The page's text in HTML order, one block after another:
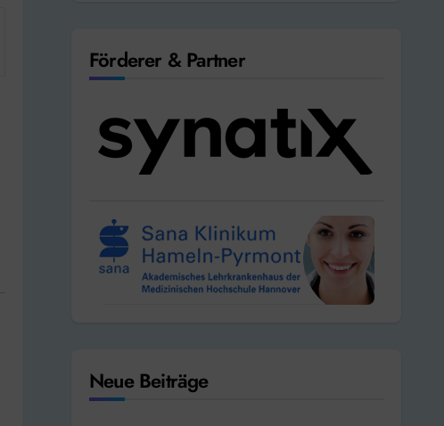
Förderer & Partner
Neue Beiträge